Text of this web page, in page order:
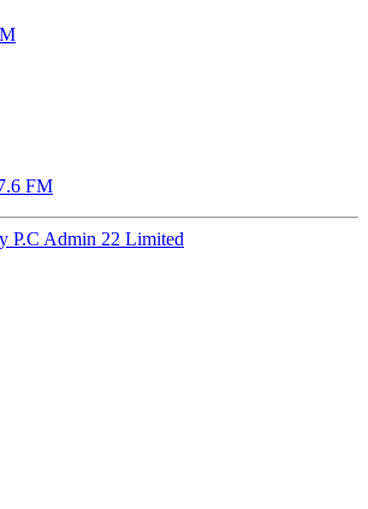
FM
P.C Admin 22 Limited